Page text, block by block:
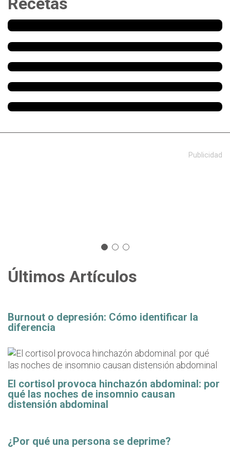
Publicidad
Últimos Artículos
Burnout o depresión: Cómo identificar la
diferencia
El cortisol provoca hinchazón abdominal: por
qué las noches de insomnio causan
distensión abdominal
¿Por qué una persona se deprime?